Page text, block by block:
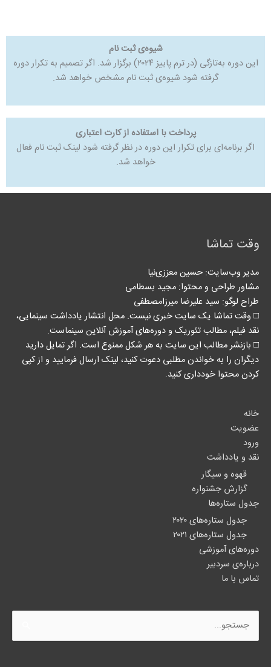
شیوه‌ی ثبت نام
این دوره به‌تازگی (در ترم پاییز ۲۰۲۴) برگزار شد. اگر تصمیم به تکرار دوره
گرفته شود شیوه‌ی ثبت نام مشخص خواهد شد.
پرداخت با استفاده از کارت اعتباری
اگر برنامه‌ای برای تکرار این دوره در نظر گرفته شود لینک ثبت نام فعال
خواهد شد.
وقت تماشا
مدیر وب‌سایت: حسین معززی‌نیا
مشاور طراحی و محتوا:‌ مجید بسطامی
طراح لوگو: سید علیرضا میرزامصطفی
□ وقت تماشا یک سایت خبری نیست. محل انتشار یادداشت سینمایی،
نقد فیلم، مطالب تئوریک و دوره‌های آموزش آنلاین سینماست.
□ بازنشر مطالب این سایت به هر شکل ممنوع است. اگر تمایل دارید
دیگران را به خواندن مطلبی دعوت کنید، لینک‌ ارسال فرمایید و از کپی
کردن محتوا خودداری کنید.
خانه
عضویت
ورود
نقد و یادداشت
قهوه و سیگار
گزارش جشنواره
جدول ستاره‌ها
جدول ستاره‌های ۲۰۲۰
جدول ستاره‌های ۲۰۲۱
دوره‌های آموزشی
درباره‌ی سردبیر
تماس با ما
جستجو
برای: